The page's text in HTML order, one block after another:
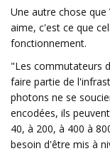
Une autre chose
aime, c'est ce que
fonctionnement.
"Les commutateurs
faire partie de
photons ne se
encodées, ils
40, à 200, à 400 à
besoin d'être mis à